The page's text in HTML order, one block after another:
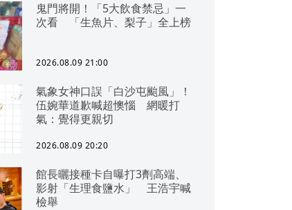
鬼門將開！「5大飲食禁忌」一
次看 「生魚片、梨子」全上榜
2026.08.09 21:00
氣象女神口誤「白沙屯颱風」！
伍婉華道歉喊超懊惱 網暖打
氣：覺得更親切
2026.08.09 20:20
館長曬接種卡自曝打3劑高端、
影射「生理食鹽水」 王浩宇喊
檢舉